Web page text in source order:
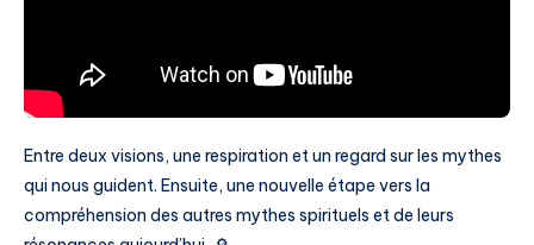
Entre deux visions, une respiration et un regard sur les mythes
qui nous guident. Ensuite, une nouvelle étape vers la
compréhension des autres mythes spirituels et de leurs